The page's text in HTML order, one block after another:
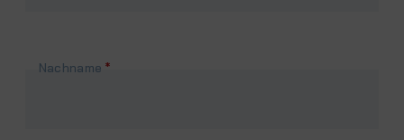
Pflichtfeld
Nachname *